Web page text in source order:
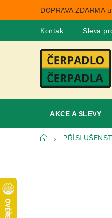
DOPRAVA ZDARMA
Kontakt Sleva
AKCE A SLEVY
Domů